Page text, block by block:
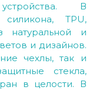
В
TPU,
натуральной и
и дизайнов.
чехлы, так и
стекла,
в целости. В